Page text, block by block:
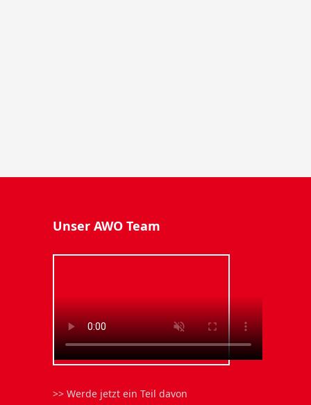
Unser AWO Team
>> Werde jetzt ein Teil davon